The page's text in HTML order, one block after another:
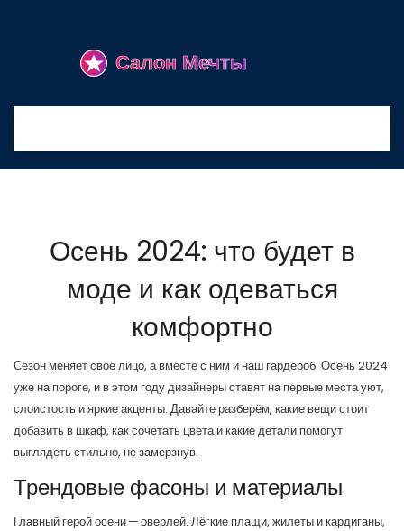
Осень 2024: что будет в
моде и как одеваться
комфортно
Сезон меняет свое лицо, а вместе с ним и наш гардероб. Осень 2024
уже на пороге, и в этом году дизайнеры ставят на первые места уют,
слоистость и яркие акценты. Давайте разберём, какие вещи стоит
добавить в шкаф, как сочетать цвета и какие детали помогут
выглядеть стильно, не замерзнув.
Трендовые фасоны и материалы
Главный герой осени — оверлей. Лёгкие плащи, жилеты и кардиганы,